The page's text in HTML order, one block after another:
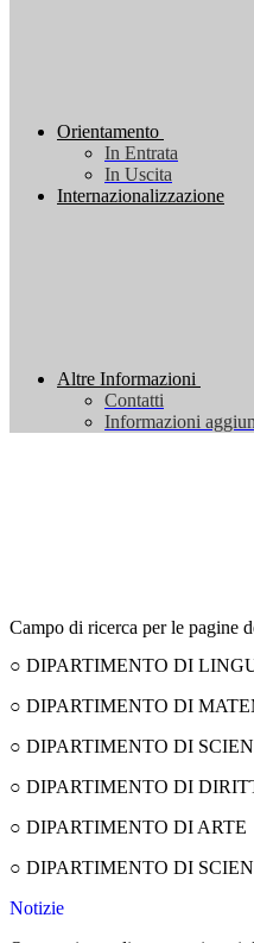
Orientamento
In Entrata
In Uscita
Internazionalizzazione
Altre Informazioni
Contatti
Informazioni
Campo di ricerca per le pagine
○ DIPARTIMENTO DI
○ DIPARTIMENTO DI
○ DIPARTIMENTO DI
○ DIPARTIMENTO DI
○ DIPARTIMENTO DI ARTE
○ DIPARTIMENTO DI
Notizie